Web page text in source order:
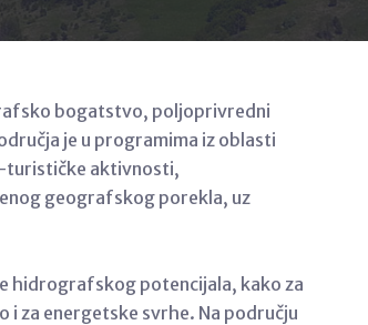
bogatstvo, poljoprivredni
je u programima iz oblasti
turističke aktivnosti,
geografskog porekla, uz
hidrografskog potencijala, kako za
za energetske svrhe. Na području